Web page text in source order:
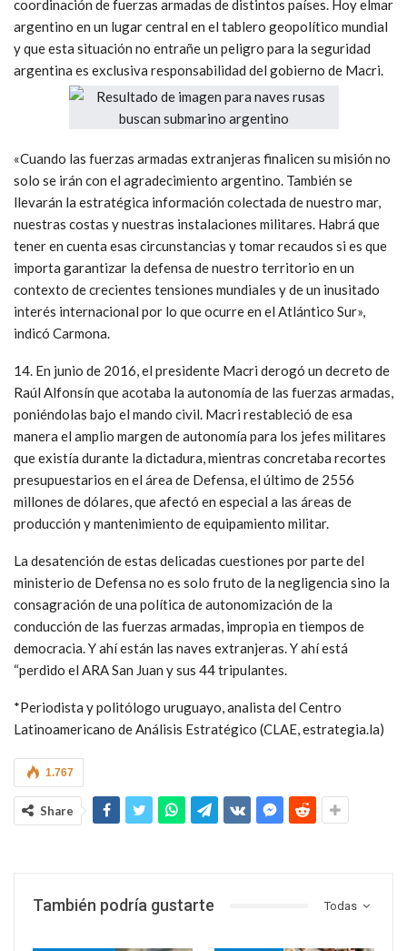
coordinación de fuerzas armadas de distintos países. Hoy elmar
argentino en un lugar central en el tablero geopolítico mundial
y que esta situación no entrañe un peligro para la seguridad
argentina es exclusiva responsabilidad del gobierno de Macri.
«Cuando las fuerzas armadas extranjeras finalicen su misión no
solo se irán con el agradecimiento argentino. También se
llevarán la estratégica información colectada de nuestro mar,
nuestras costas y nuestras instalaciones militares. Habrá que
tener en cuenta esas circunstancias y tomar recaudos si es que
importa garantizar la defensa de nuestro territorio en un
contexto de crecientes tensiones mundiales y de un inusitado
interés internacional por lo que ocurre en el Atlántico Sur»,
indicó Carmona.
14. En junio de 2016, el presidente Macri derogó un decreto de
Raúl Alfonsín que acotaba la autonomía de las fuerzas armadas,
poniéndolas bajo el mando civil. Macri restableció de esa
manera el amplio margen de autonomía para los jefes militares
que existía durante la dictadura, mientras concretaba recortes
presupuestarios en el área de Defensa, el último de 2556
millones de dólares, que afectó en especial a las áreas de
producción y mantenimiento de equipamiento militar.
La desatención de estas delicadas cuestiones por parte del
ministerio de Defensa no es solo fruto de la negligencia sino la
consagración de una política de autonomización de la
conducción de las fuerzas armadas, impropia en tiempos de
democracia. Y ahí están las naves extranjeras. Y ahí está
“perdido el ARA San Juan y sus 44 tripulantes.
*Periodista y politólogo uruguayo, analista del Centro
Latinoamericano de Análisis Estratégico (CLAE, estrategia.la)
1.767
Share
Todas
También podría gustarte